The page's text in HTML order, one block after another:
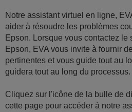
Notre assistant virtuel en ligne,
aider à résoudre les problèmes
Epson. Lorsque vous contactez le
Epson, EVA vous invite à fournir
pertinentes et vous guide tout au
guidera tout au long du processus.
Cliquez sur l'icône de la bulle de
cette page pour accéder à notre